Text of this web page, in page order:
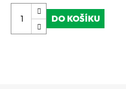
DO KOŠÍKU